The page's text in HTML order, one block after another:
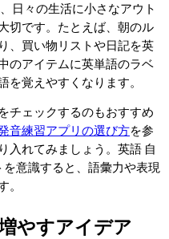
日々の生活に小さなアウト
切です。たとえば、朝のル
、買い物リストや日記を英
のアイテムに英単語のラベ
を覚えやすくなります。
チェックするのもおすすめ
音練習アプリの選び方を参
入れてみましょう。英語 自
意識すると、語彙力や表現
。
やすアイデア